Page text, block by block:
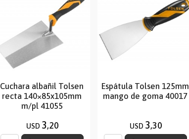
Cuchara albañil Tolsen
recta 140×85x105mm
m/pl 41055
USD 3,20
Espátula Tolsen 125mm
mango de goma 40017
USD 3,30